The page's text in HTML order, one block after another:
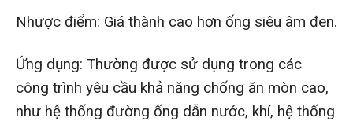
Nhược điểm: Giá thành cao hơn ống siêu âm đen.
Ứng dụng: Thường được sử dụng trong các
công trình yêu cầu khả năng chống ăn mòn cao,
như hệ thống đường ống dẫn nước, khí, hệ thống